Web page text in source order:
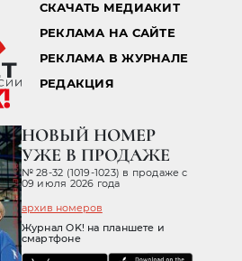
СКАЧАТЬ МЕДИАКИТ
РЕКЛАМА НА САЙТЕ
РЕКЛАМА В ЖУРНАЛЕ
РЕДАКЦИЯ
НОВЫЙ НОМЕР
УЖЕ В ПРОДАЖЕ
№ 28-32 (1019-1023) в продаже с
09 июля 2026 года
архив номеров
Журнал OK! на планшете и
смартфоне